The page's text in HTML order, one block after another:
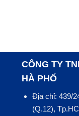
CÔNG TY
HÀ PHỐ
Địa chỉ: 439/
(Q.12),